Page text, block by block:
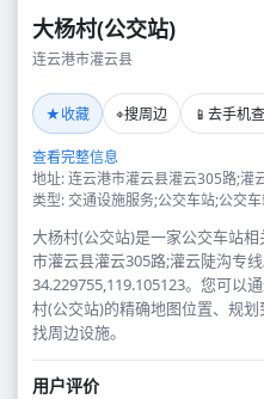
大杨村(公交站)
连云港市灌云县
★收藏 ⌖搜周边 📱 去手机
查看完整信息
地址: 连云港市灌云县灌云305路;灌
类型: 交通设施服务;公交车站;公交
大杨村(公交站)是一家公交车站
市灌云县灌云305路;灌云陡沟专线
34.229755,119.105123。您可以
村(公交站)的精确地图位置、规
找周边设施。
用户评价